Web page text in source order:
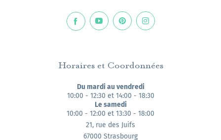
Horaires et Coordonnées
Du mardi au vendredi
10:00 - 12:30 et 14:00 - 18:30
Le samedi
10:00 - 12:00 et 13:30 - 18:00
21, rue des Juifs
67000 Strasbourg